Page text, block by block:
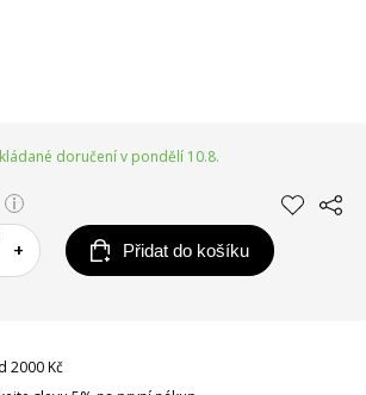
doručení v pondělí 10.8.
+ Přidat do košíku
2000 Kč